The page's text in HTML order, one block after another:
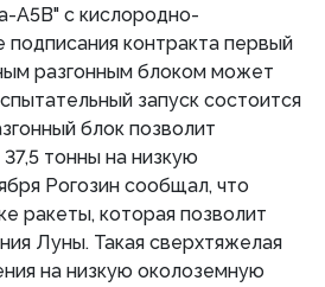
А5В" с кислородно-
контракта первый
разгонным блоком может
запуск состоится
блок позволит
тонны на низкую
Рогозин сообщал, что
ракеты, которая позволит
Луны. Такая сверхтяжелая
на низкую околоземную